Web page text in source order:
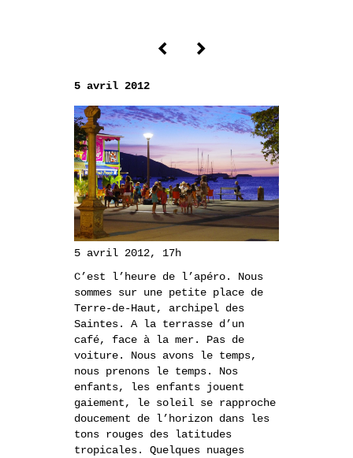
5 avril 2012
5 avril 2012, 17h
C’est l’heure de l’apéro. Nous
sommes sur une petite place de
Terre-de-Haut, archipel des
Saintes. A la terrasse d’un
café, face à la mer. Pas de
voiture. Nous avons le temps,
nous prenons le temps. Nos
enfants, les enfants jouent
gaiement, le soleil se rapproche
doucement de l’horizon dans les
tons rouges des latitudes
tropicales. Quelques nuages